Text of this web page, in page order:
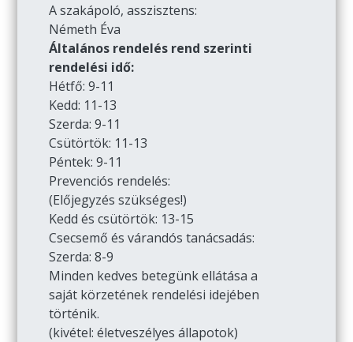
A szakápoló, asszisztens:
Németh Éva
Általános rendelés rend szerinti
rendelési idő:
Hétfő: 9-11
Kedd: 11-13
Szerda: 9-11
Csütörtök: 11-13
Péntek: 9-11
Prevenciós rendelés:
(Előjegyzés szükséges!)
Kedd és csütörtök: 13-15
Csecsemő és várandós tanácsadás:
Szerda: 8-9
Minden kedves betegünk ellátása a
saját körzetének rendelési idejében
történik.
(kivétel: életveszélyes állapotok)